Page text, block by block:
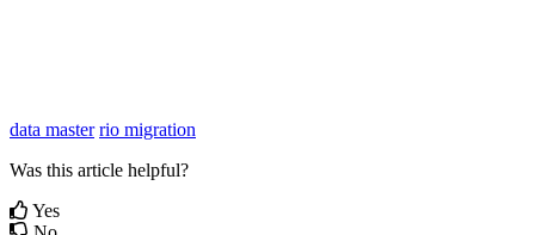
data master rio migration
Was this article helpful?
Yes